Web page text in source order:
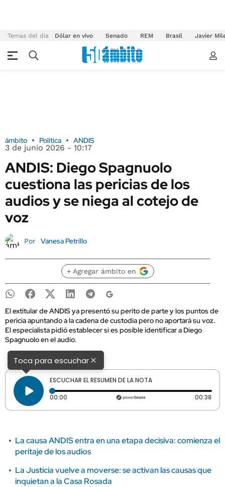
Temas del día Dólar en vivo Senado REM Brasil Javier
ámbito Política ANDIS
3 de junio 2026 - 10:17
ANDIS: Diego Spagnuolo
cuestiona las pericias de los
audios y se niega al cotejo de
voz
Por Vanesa Petrillo
+ Agregar ámbito en
El extitular de ANDIS ya presentó su perito de parte y los puntos de
pericia apuntando a la cadena de custodia pero no aportará su voz.
El especialista pidió establecer si es posible identificar a Diego
Spagnuolo en el audio.
Toca para escuchar×
ESCUCHAR EL RESUMEN DE LA NOTA
00:00 Tiempo transcurrido: 0 segundos 00:38
La causa ANDIS entra en una etapa decisiva: comienza el
peritaje de los audios
La Justicia vuelve a moverse: se activan las causas que
inquietan a la Casa Rosada